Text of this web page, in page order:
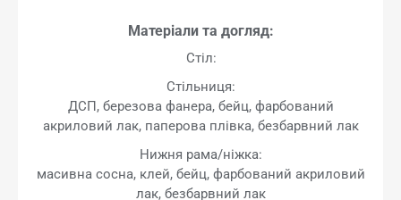
Матеріали та догляд:
Стіл:
Стільниця:
ДСП, березова фанера, бейц, фарбований
акриловий лак, паперова плівка, безбарвний лак
Нижня рама/ніжка:
масивна сосна, клей, бейц, фарбований акриловий
лак, безбарвний лак